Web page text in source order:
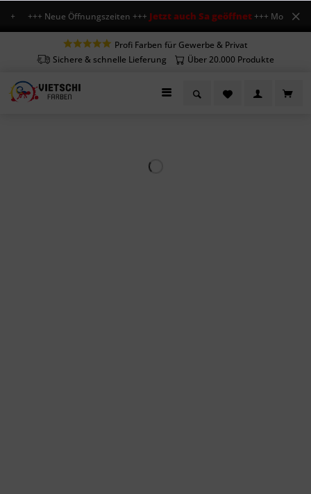
+++ Neue Öffnungszeiten +++Jetzt auch Sa geöffnet+++ Mo-Fr 7-18
Profi Farben für Gewerbe & Privat
Sichere & schnelle Lieferung
Über 20.000 Produkte